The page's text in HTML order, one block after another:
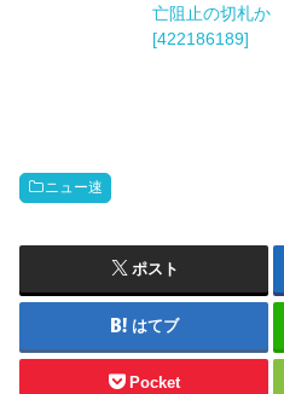
亡阻止の切札か
[422186189]
ニュー速
ポスト
はてブ
Pocket